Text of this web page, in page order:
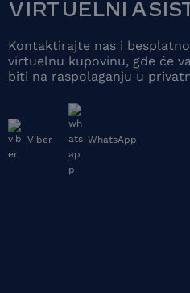
VIRTUELNI
Kontaktirajte nas i
virtuelnu kupovinu, gde će
biti na raspolaganju u
Viber WhatsApp